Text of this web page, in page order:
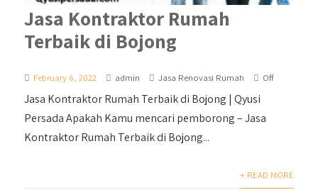
Jasa Kontraktor Rumah
Terbaik di Bojong
February 6, 2022 admin Jasa Renovasi Rumah Off
Jasa Kontraktor Rumah Terbaik di Bojong | Qyusi
Persada Apakah Kamu mencari pemborong – Jasa
Kontraktor Rumah Terbaik di Bojong...
+ READ MORE